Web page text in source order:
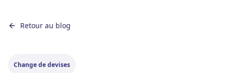
Retour au blog
Change de devises